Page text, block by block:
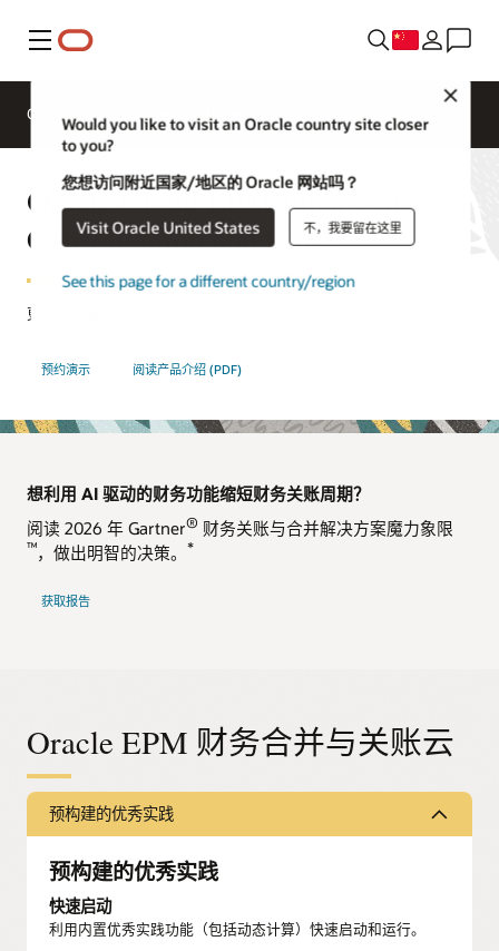
菜单
Would you like to visit an Oracle country site closer
to you?
您想访问附近国家/地区的 Oracle 网站吗？
Visit Oracle United States 不，我要留在这里
See this page for a different country/region
Oracle EPM 云产品
Oracle Cloud EPM Financial
Consolidation and Close
更灵活、更快速、更准确地关账。
预约演示 阅读产品介绍 (PDF)
想利用 AI 驱动的财务功能缩短财务关账周期？
阅读 2026 年 Gartner® 财务关账与合并解决方案魔力象限
™，做出明智的决策。 *
获取报告
Oracle EPM 财务合并与关账云
预构建的优秀实践
预构建的优秀实践
快速启动
利用内置优秀实践功能（包括动态计算）快速启动和运行。